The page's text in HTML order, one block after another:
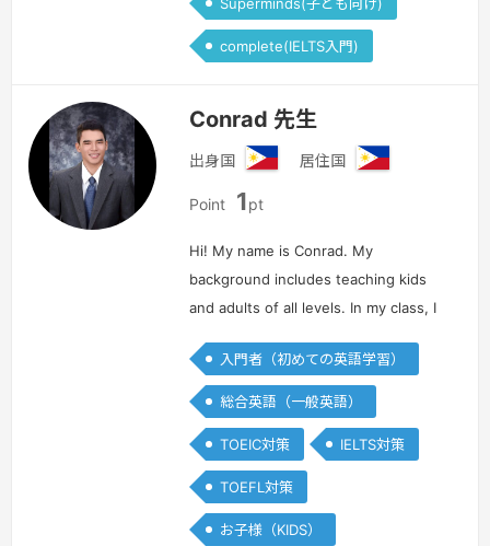
complete(IELTS入門)
Conrad 先生
出身国
ィ
ピ
ン
居住国
ピ
ン
Point 1pt
Hi! My name is Conrad. My
background includes teaching kids
and adults of all levels. In my class, I
classes are always fun and helps you
practice your English skills…
る »
入門者（初めての英語学習）
総合英語（一般英語）
TOEIC対策 IELTS対策
TOEFL対策
お子様（KIDS）